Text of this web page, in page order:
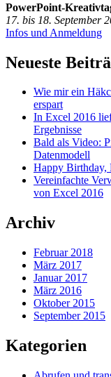
PowerPoint-
17. bis 18. September
Infos und Anmeldung
Neueste
Wie mir ein
erspart
In Excel 2016
Ergebnisse
Bald als Video:
Datenmodell
Happy Birthday,
Vereinfachte
von Excel 2016
Archiv
Februar 2018
März 2017
Januar 2017
März 2016
Oktober 2015
September 2015
Kategorien